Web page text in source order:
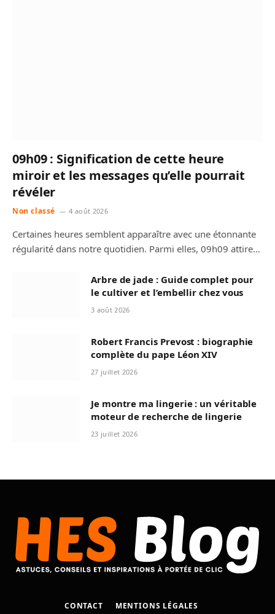
09h09 : Signification de cette heure
miroir et les messages qu’elle pourrait
révéler
Non classé 4 août 2026
Certaines heures semblent apparaître avec une étonnante
régularité dans notre quotidien. Parmi elles, 09h09 attire…
Arbre de jade : Guide complet pour
le cultiver et l’embellir chez vous
3 août 2026
Robert Francis Prevost : biographie
complète du pape Léon XIV
27 juillet 2026
Je montre ma lingerie : un véritable
moteur de recherche de lingerie
23 juillet 2026
CONTACT MENTIONS LÉGALES